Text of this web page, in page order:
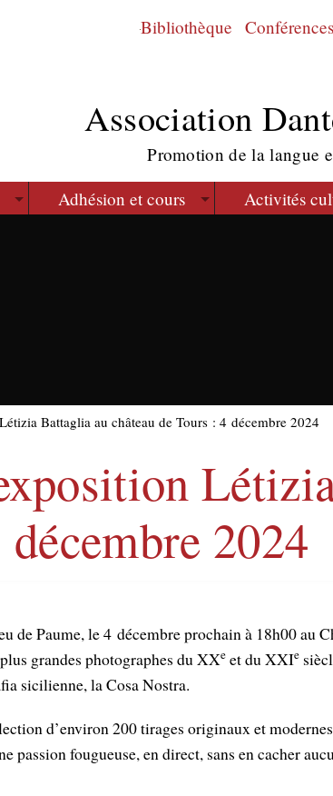
Bibliothèque
Association
Promotion de la langue
Adhésion et cours Activités
Battaglia au château de Tours : 4 décembre 2024
2024
de Paume, le 4 décembre prochain à 18h00 au
grandes photographes du XXe et du XXIe
sicilienne, la Cosa Nostra.
d’environ 200 tirages originaux et
passion fougueuse, en direct, sans en cacher